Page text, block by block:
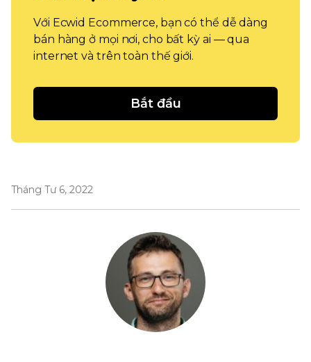
Với Ecwid Ecommerce, bạn có thể dễ dàng
bán hàng ở mọi nơi, cho bất kỳ ai — qua
internet và trên toàn thế giới.
Bắt đầu
Tháng Tư 6, 2022